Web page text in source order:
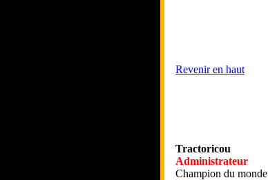
Revenir en haut
Tractoricou
Administrateur
Champion du monde